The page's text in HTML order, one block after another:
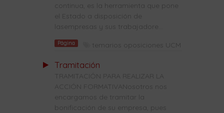
continua, es la herramienta que pone
el Estado a disposición de
lasempresas y sus trabajadore...
Página temarios oposiciones UCM
Tramitación
TRAMITACIÓN PARA REALIZAR LA
ACCIÓN FORMATIVANosotros nos
encargamos de tramitar la
bonificación de su empresa, pues